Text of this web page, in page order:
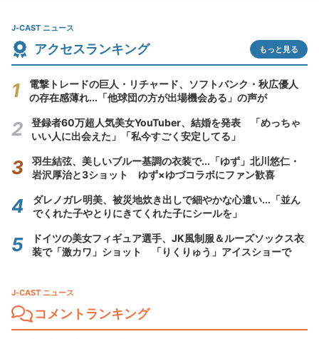
J-CAST ニュース
アクセスランキング もっと見る
電撃トレードの巨人・リチャード、ソフトバンク・秋広優人
の存在感薄れ...「他球団の方が出場機会ある」の声が
登録者60万超人気美女YouTuber、結婚を発表 「めっちゃ
いい人に出会えた」「私今すごく安定してる」
羽生結弦、美しいブルー基調の衣装で...「ゆず」北川悠仁・
岩沢厚治と3ショット ゆず×ゆづコラボにファン歓喜
ダレノガレ明美、被災地炊き出しで細やかな心遣い...「並ん
でくれた子やとりにきてくれた子にシールを」
ドイツの美女フィギュア選手、JK風制服＆ルーズソックス衣
装で「激カワ」ショット 「りくりゅう」アイスショーで
J-CAST ニュース
コメントランキング